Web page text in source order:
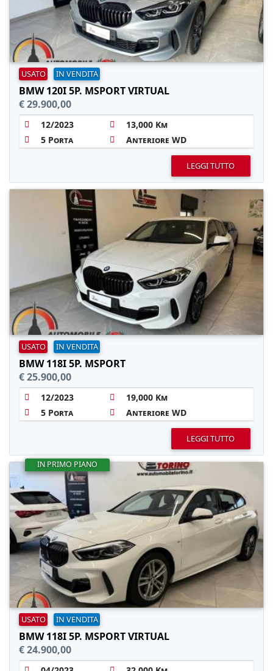
USATO IN VENDITA
BMW 120I 5P. MSPORT VIRTUAL
€ 29.900,00
12/2023
13,000 Km
5 Porta
Anteriore WD
LEGGI TUTTO
USATO IN VENDITA
BMW 118I 5P. MSPORT
€ 25.900,00
12/2023
19,000 Km
5 Porta
Anteriore WD
LEGGI TUTTO
IN PRIMO PIANO
USATO IN VENDITA
BMW 118I 5P. MSPORT VIRTUAL
€ 24.900,00